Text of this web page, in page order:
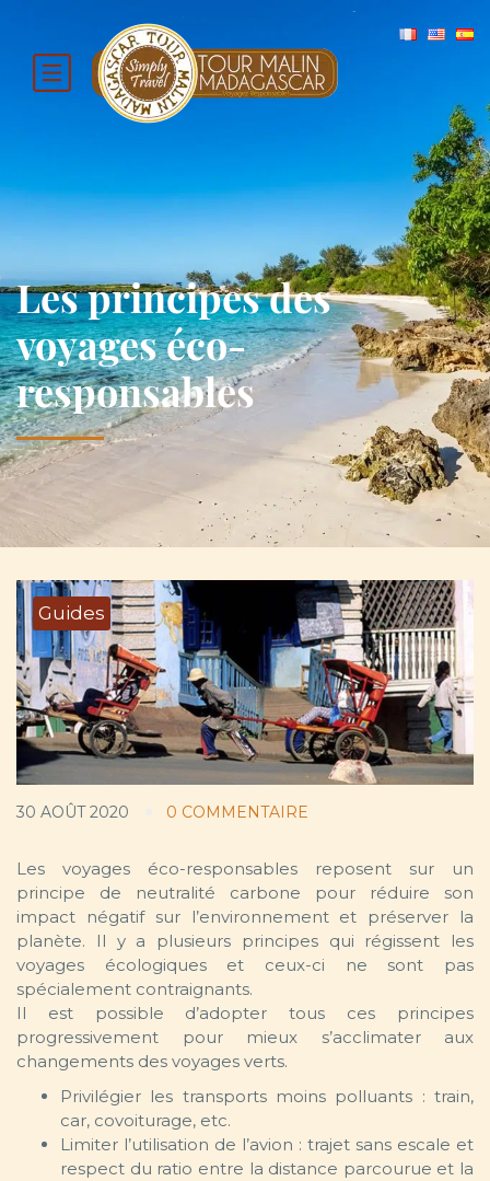
Les principes des
voyages éco-
responsables
Guides
30 AOÛT 2020 0 COMMENTAIRE
Les voyages éco-responsables reposent sur un
principe de neutralité carbone pour réduire son
impact négatif sur l’environnement et préserver la
planète. Il y a plusieurs principes qui régissent les
voyages écologiques et ceux-ci ne sont pas
spécialement contraignants.
Il est possible d’adopter tous ces principes
progressivement pour mieux s’acclimater aux
changements des voyages verts.
Privilégier les transports moins polluants : train,
car, covoiturage, etc.
Limiter l’utilisation de l’avion : trajet sans escale et
respect du ratio entre la distance parcourue et la